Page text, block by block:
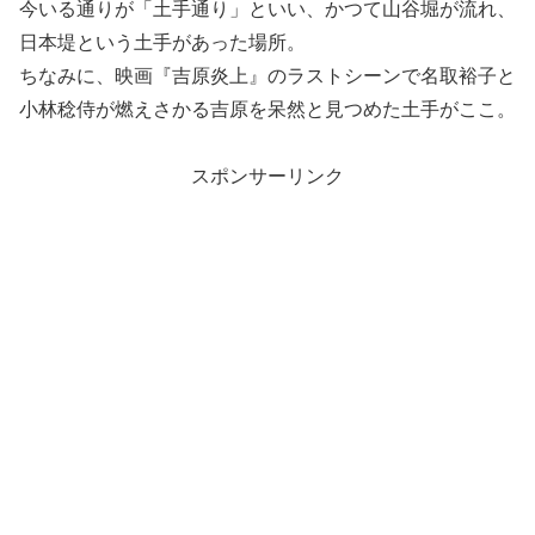
今いる通りが「土手通り」といい、かつて山谷堀が流れ、
日本堤という土手があった場所。
ちなみに、映画『吉原炎上』のラストシーンで名取裕子と
小林稔侍が燃えさかる吉原を呆然と見つめた土手がここ。
スポンサーリンク